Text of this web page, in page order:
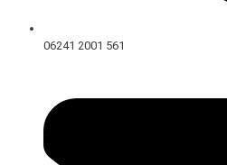
06241 2001 561